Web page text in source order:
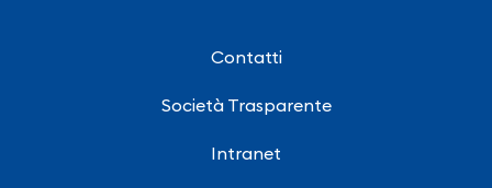
Contatti
Società Trasparente
Intranet